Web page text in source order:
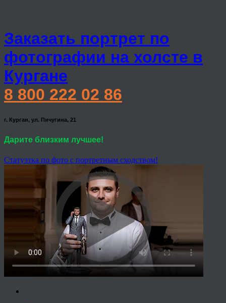
Заказать портрет по
фотографии на холсте в
Кургане
8 800 222 02 86
г. Курган, ул. Пичугина, 21
Дарите близким лучшее!
Статуэтка по фото с портретным сходством!